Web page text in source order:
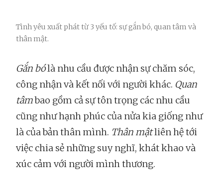
Tình yêu xuất phát từ 3 yếu tố: sự gắn bó, quan tâm và
thân mật.
Gắn bólà nhu cầu được nhận sự chăm sóc,
công nhận và kết nối với người khác. Quan
tâmbao gồm cả sự tôn trọng các nhu cầu
cũng như hạnh phúc của nửa kia giống như
là của bản thân mình. Thân mậtliên hệ tới
việc chia sẻ những suy nghĩ, khát khao và
xúc cảm với người mình thương.